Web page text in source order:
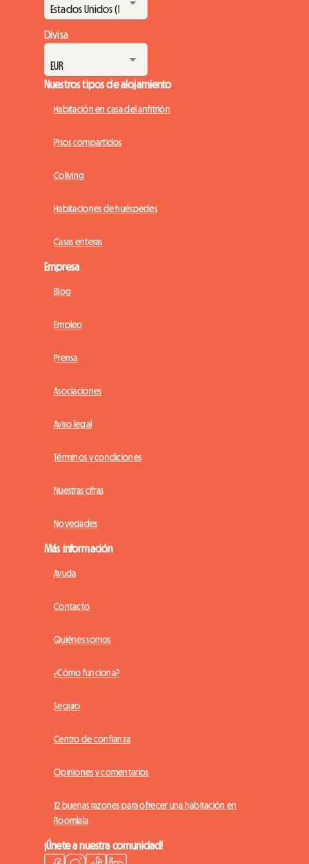
Divisa
Nuestros tipos de alojamiento
Habitación en casa del anfitrión
Pisos compartidos
Coliving
Habitaciones de huéspedes
Casas enteras
Empresa
Blog
Empleo
Prensa
Asociaciones
Aviso legal
Términos y condiciones
Nuestras cifras
Novedades
Más información
Ayuda
Contacto
Quiénes somos
¿Cómo funciona?
Seguro
Centro de confianza
Opiniones y comentarios
12 buenas razones para ofrecer una habitación en
Roomlala
¡Únete a nuestra comunidad!